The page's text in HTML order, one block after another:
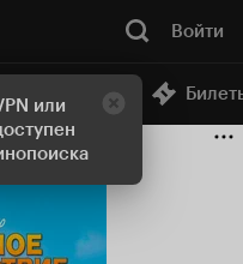
или
Войти
кинотеатр